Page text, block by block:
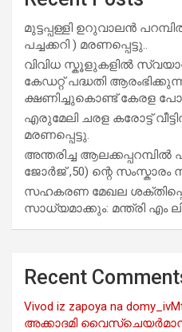
മുട്ടപ്പള്ളി ഉറുവാലൻ
പച്ചക്കറി ) മരണപ്പെട്ടു..
വിവിധ സ്കൂളുകളില്‍
കേഡറ്റ് പദ്ധതി
ക്ഷണിച്ചുകൊണ്ട് കേരള
എരുമേലി ചരള കരോട്ട്
മരണപ്പെട്ടു.
അന്തരിച്ച
ജോർജ് ,50) ന്റെ സംസ്കാരം
സഹകരണ മേഖല
സാധ്യമാക്കും: മന്ത്രി എം
Recent
Vivod iz zapoya na
അക്കാദമി